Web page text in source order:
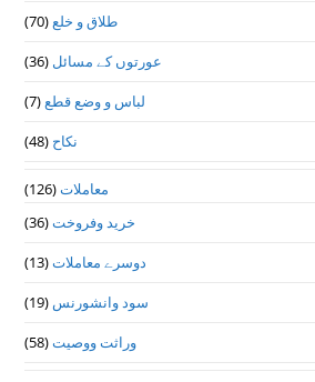
طلاق و خلع(70)
عورتوں کے مسائل (36)
لباس و وضع قطع(7)
نکاح (48)
معاملات(126)
خرید وفروخت(36)
دوسرے معاملات(13)
سود وانشورنس (19)
وراثت ووصيت(58)